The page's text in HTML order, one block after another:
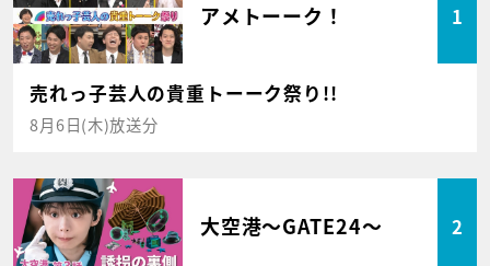
アメトーーク！ 1
売れっ子芸人の貴重トーーク祭り!!
8月6日(木)放送分
大空港～GATE24～ 2